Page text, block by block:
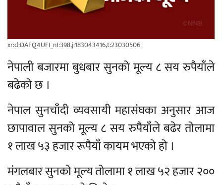
xr:d:DAFQ4UFI_nI:398,j:183043416,t:23030506
नेपाली बजारमा बुधबार सुनको मूल्य ८ सय रुपैयाँले
बढेको छ ।
नेपाल सुनचाँदी व्यवसायी महासंघका अनुसार आज
छापावाल सुनको मूल्य ८ सय रुपैयाँले बढेर तोलामा
१ लाख ५३ हजार रूपैयाँ कायम भएको हो ।
मंगलबार सुनको मूल्य तोलामा १ लाख ५२ हजार २००